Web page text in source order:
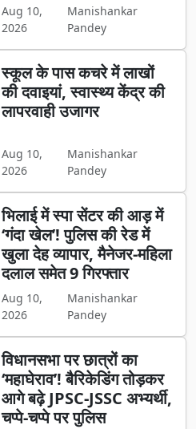
Aug 10,
2026
Manishankar
Pandey
स्कूल के पास कचरे में लाखों
की दवाइयां, स्वास्थ्य केंद्र की
लापरवाही उजागर
Aug 10,
2026
Manishankar
Pandey
भिलाई में स्पा सेंटर की आड़ में
‘गंदा खेल’! पुलिस की रेड में
खुला देह व्यापार, मैनेजर-महिला
दलाल समेत 9 गिरफ्तार
Aug 10,
2026
Manishankar
Pandey
विधानसभा पर छात्रों का
‘महाघेराव’! बैरिकेडिंग तोड़कर
आगे बढ़े JPSC-JSSC अभ्यर्थी,
चप्पे-चप्पे पर पुलिस